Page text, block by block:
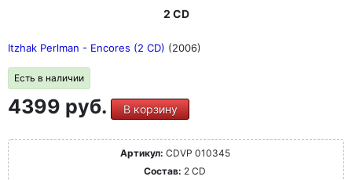
2 CD
Itzhak Perlman - Encores (2 CD) (2006)
Есть в наличии
4399 руб. В корзину
Артикул: CDVP 010345
Состав: 2 CD